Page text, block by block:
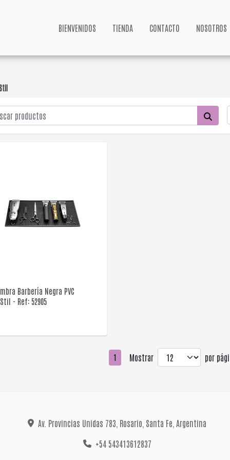
BIENVENIDOS TIENDA CONTACTO NOSOTROS
Barbería Negra PVC
- Ref: 52905
1 Mostrar por
Av. Provincias Unidas 783, Rosario, Santa Fe, Argentina
+54 543413612837